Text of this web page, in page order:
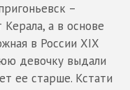
–
а в основе
в России XIX
девочку выдали
ее старше. Кстати